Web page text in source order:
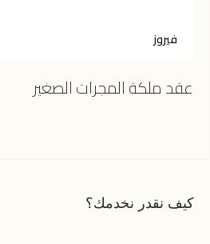
فيروز
عقد ملكة المجرات الصغير
كيف نقدر نخدمك؟